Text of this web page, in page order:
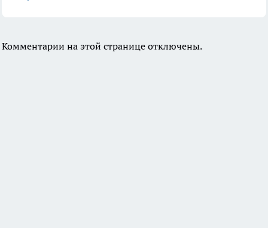
Комментарии на этой странице отключены.